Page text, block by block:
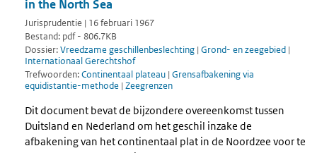
in the North Sea
Jurisprudentie | 16 februari 1967
Bestand: pdf - 806.7KB
Dossier:Vreedzame geschillenbeslechting | Grond- en zeegebied |
Internationaal Gerechtshof
Trefwoorden:Continentaal plateau | Grensafbakening via
equidistantie-methode | Zeegrenzen
Dit document bevat de bijzondere overeenkomst tussen
Duitsland en Nederland om het geschil inzake de
afbakening van het continentaal plat in de Noordzee voor te